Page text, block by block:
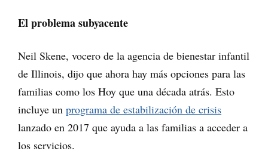
El problema subyacente
Neil Skene, vocero de la agencia de bienestar infantil
de Illinois, dijo que ahora hay más opciones para las
familias como los Hoy que una década atrás. Esto
incluye un programa de estabilización de crisis
lanzado en 2017 que ayuda a las familias a acceder a
los servicios.